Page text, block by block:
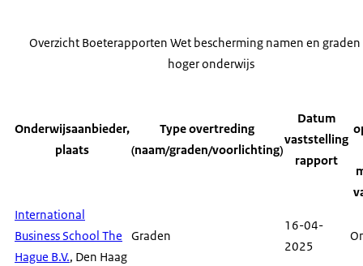
Overzicht Boeterapporten Wet bescherming namen en
hoger onderwijs
Onderwijsaanbieder,
plaats
Type overtreding
(naam/graden/voorlichting)
Datum
vaststelling
rapport
International
Business School The
Hague B.V., Den Haag
Graden
16-04-
2025